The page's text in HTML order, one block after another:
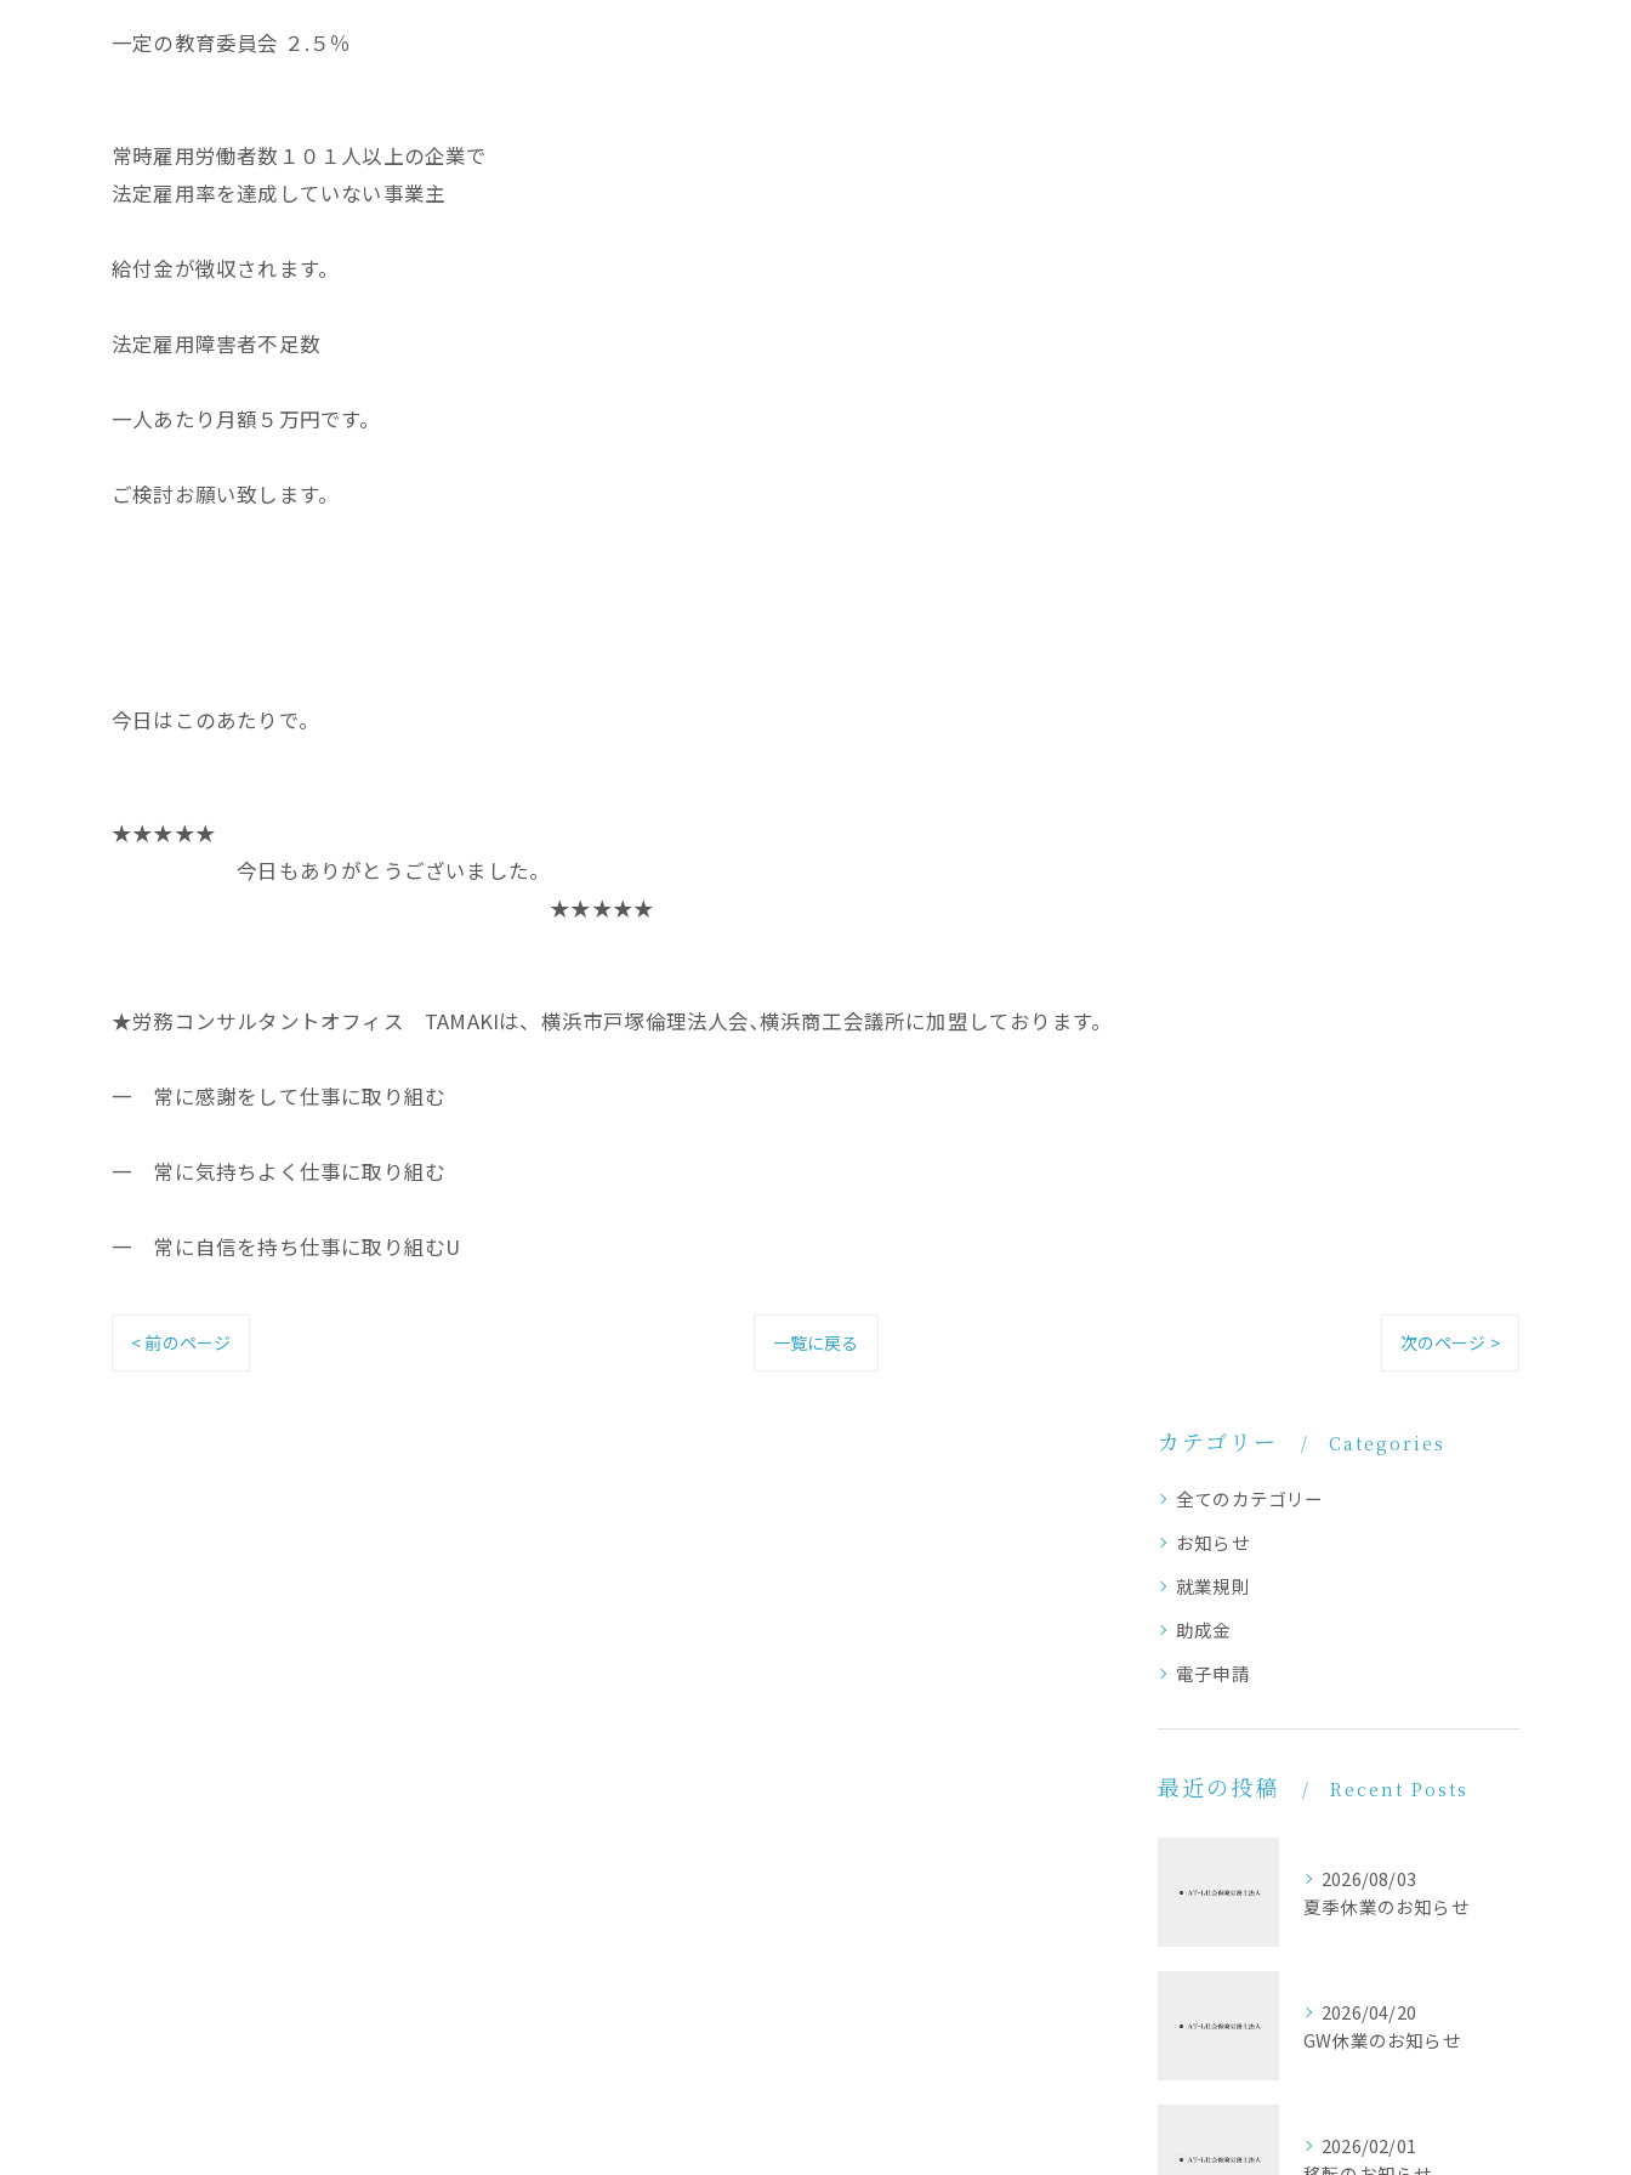
一定の教育委員会 ２.５％
常時雇用労働者数１０１人以上の企業で
法定雇用率を達成していない事業主
給付金が徴収されます。
法定雇用障害者不足数
一人あたり月額５万円です。
ご検討お願い致します。
今日はこのあたりで。
★★★★★
今日もありがとうございました。
★★★★★
★労務コンサルタントオフィス TAMAKIは、横浜市戸塚倫理法人会､横浜商工会議所に加盟しております。
一 常に感謝をして仕事に取り組む
一 常に気持ちよく仕事に取り組む
一 常に自信を持ち仕事に取り組むU
< 前のページ 一覧に戻る 次のページ >
カテゴリー Categories
全てのカテゴリー
お知らせ
就業規則
助成金
電子申請
最近の投稿 Recent Posts
2026/08/03
夏季休業のお知らせ
2026/04/20
GW休業のお知らせ
2026/02/01